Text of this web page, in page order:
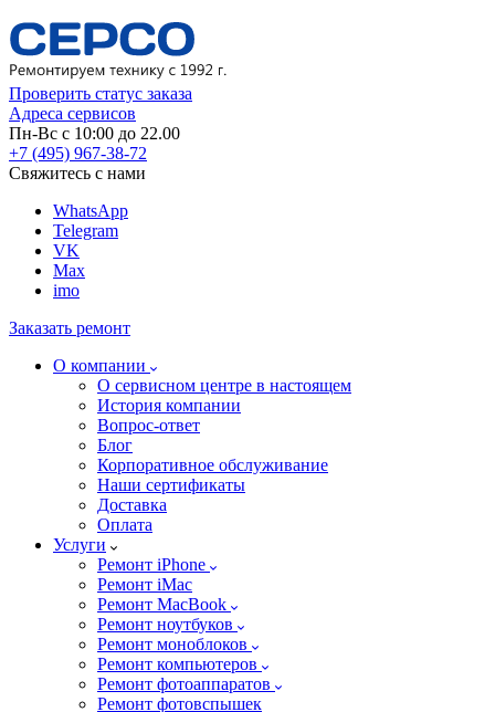
Проверить статус заказа
Адреса сервисов
Пн-Вс с 10:00 до 22.00
+7 (495) 967-38-72
Свяжитесь с нами
WhatsApp
Telegram
VK
Max
imo
Заказать ремонт
О компании
О сервисном центре в настоящем
История компании
Вопрос-ответ
Блог
Корпоративное обслуживание
Наши сертификаты
Доставка
Оплата
Услуги
Ремонт iPhone
Ремонт iMac
Ремонт MacBook
Ремонт ноутбуков
Ремонт моноблоков
Ремонт компьютеров
Ремонт фотоаппаратов
Ремонт фотовспышек